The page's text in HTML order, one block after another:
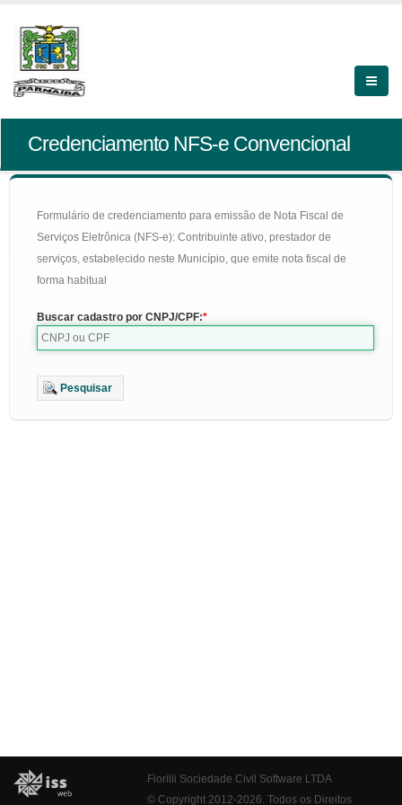
Credenciamento NFS-e Convencional
Formulário de credenciamento para emissão de Nota Fiscal de
Serviços Eletrônica (NFS-e): Contribuinte ativo, prestador de
serviços, estabelecido neste Município, que emite nota fiscal de
forma habitual
Buscar cadastro por CNPJ/CPF:
Pesquisar
Fiorilli Sociedade Civil Software LTDA
© Copyright 2012-2026. Todos os Direitos